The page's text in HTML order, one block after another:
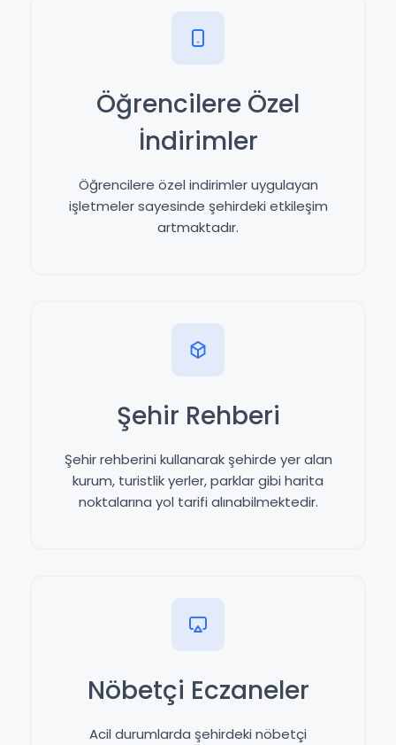
Öğrencilere Özel
İndirimler
Öğrencilere özel indirimler uygulayan
işletmeler sayesinde şehirdeki etkileşim
artmaktadır.
Şehir Rehberi
Şehir rehberini kullanarak şehirde yer alan
kurum, turistlik yerler, parklar gibi harita
noktalarına yol tarifi alınabilmektedir.
Nöbetçi Eczaneler
Acil durumlarda şehirdeki nöbetçi